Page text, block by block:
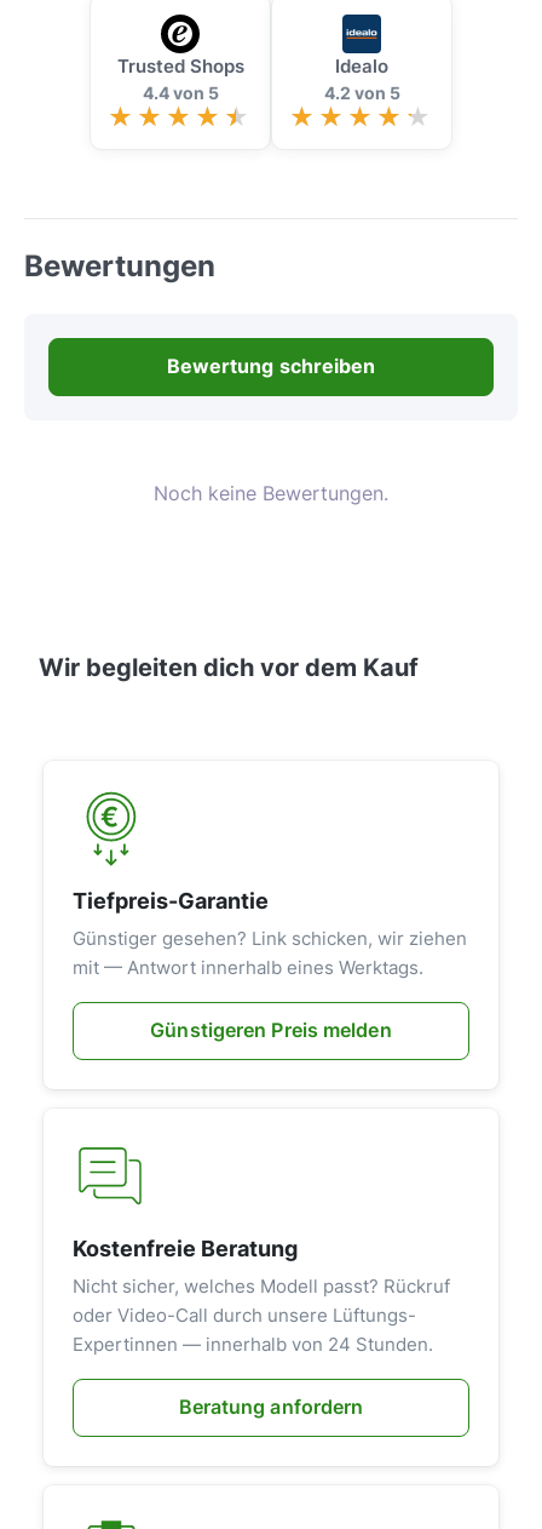
Trusted Shops
4.4 von 5
Idealo
4.2 von 5
Bewertungen
Bewertung schreiben
Noch keine Bewertungen.
Wir begleiten dich vor dem Kauf
Tiefpreis-Garantie
Günstiger gesehen? Link schicken, wir ziehen
mit — Antwort innerhalb eines Werktags.
Günstigeren Preis melden
Kostenfreie Beratung
Nicht sicher, welches Modell passt? Rückruf
oder Video-Call durch unsere Lüftungs-
Expertinnen — innerhalb von 24 Stunden.
Beratung anfordern